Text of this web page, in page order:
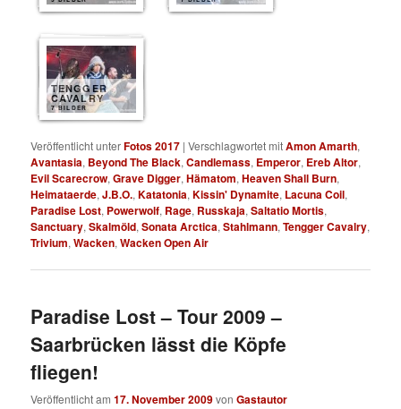
TENGGER
CAVALRY
7 BILDER
Veröffentlicht unterFotos 2017 |Verschlagwortet mitAmon Amarth,
Avantasia, Beyond The Black,Candlemass, Emperor, Ereb Altor,
Evil Scarecrow,Grave Digger,Hämatom,Heaven Shall Burn,
Heimataerde,J.B.O.,Katatonia,Kissin' Dynamite, Lacuna Coil,
Paradise Lost, Powerwolf, Rage, Russkaja,Saltatio Mortis,
Sanctuary,Skalmöld,Sonata Arctica,Stahlmann,Tengger Cavalry,
Trivium,Wacken,Wacken Open Air
Paradise Lost – Tour 2009 –
Saarbrücken lässt die Köpfe
fliegen!
Veröffentlicht am17. November 2009vonGastautor